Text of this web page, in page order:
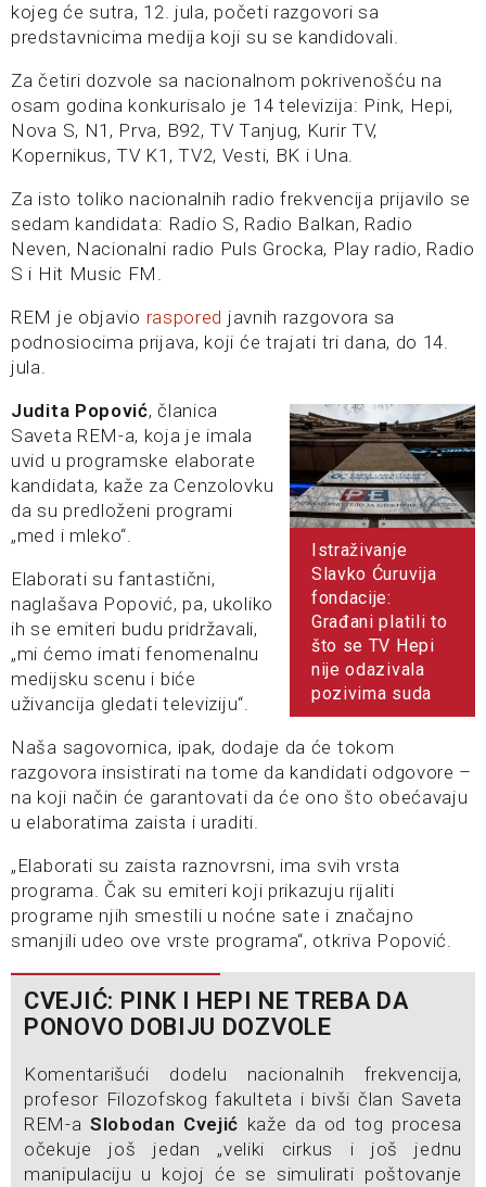
kojeg će sutra, 12. jula, početi razgovori sa
predstavnicima medija koji su se kandidovali.
Za četiri dozvole sa nacionalnom pokrivenošću na
osam godina konkurisalo je 14 televizija: Pink, Hepi,
Nova S, N1, Prva, B92, TV Tanjug, Kurir TV,
Kopernikus, TV K1, TV2, Vesti, BK i Una.
Za isto toliko nacionalnih radio frekvencija prijavilo se
sedam kandidata: Radio S, Radio Balkan, Radio
Neven, Nacionalni radio Puls Grocka, Play radio, Radio
S i Hit Music FM.
REM je objavio raspored javnih razgovora sa
podnosiocima prijava, koji će trajati tri dana, do 14.
jula.
Istraživanje
Slavko Ćuruvija
fondacije:
Građani platili to
što se TV Hepi
nije odazivala
pozivima suda
Juditа Popović, članica
Saveta REM-a, koja je imala
uvid u programske elaborate
kandidata, kaže za Cenzolovku
da su predloženi programi
„med i mleko“.
Elaborati su fantastični,
naglašava Popović, pa, ukoliko
ih se emiteri budu pridržavali,
„mi ćemo imati fenomenalnu
medijsku scenu i biće
uživancija gledati televiziju“.
Naša sagovornica, ipak, dodaje da će tokom
razgovora insistirati na tome da kandidati odgovore –
na koji način će garantovati da će ono što obećavaju
u elaboratima zaista i uraditi.
„Elaborati su zaista raznovrsni, ima svih vrsta
programa. Čak su emiteri koji prikazuju rijaliti
programe njih smestili u noćne sate i značajno
smanjili udeo ove vrste programa“, otkriva Popović.
CVEJIĆ: PINK I HEPI NE TREBA DA
PONOVO DOBIJU DOZVOLE
Komentarišući dodelu nacionalnih frekvencija,
profesor Filozofskog fakulteta i bivši član Saveta
REM-a Slobodan Cvejić kaže da od tog procesa
očekuje još jedan „veliki cirkus i još jednu
manipulaciju u kojoj će se simulirati poštovanje